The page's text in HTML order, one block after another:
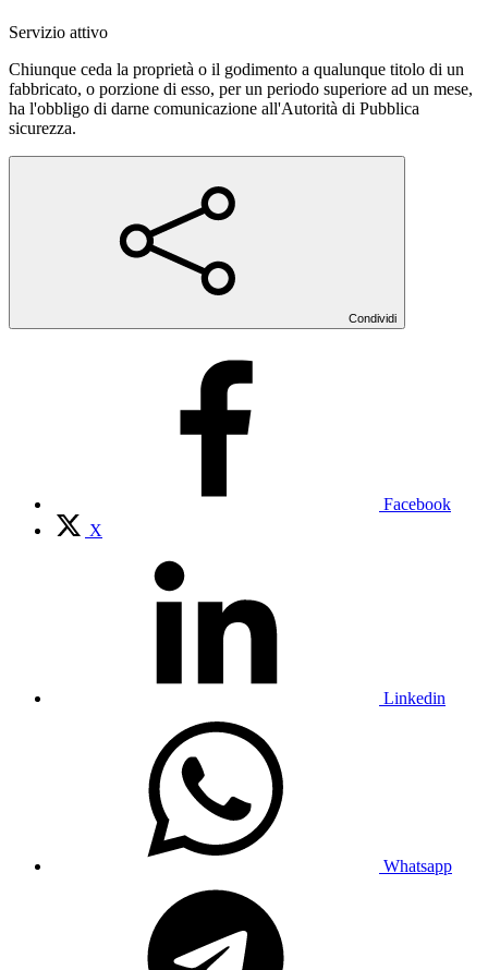
Servizio attivo
Chiunque ceda la proprietà o il godimento a qualunque titolo di un
fabbricato, o porzione di esso, per un periodo superiore ad un mese,
ha l'obbligo di darne comunicazione all'Autorità di Pubblica
sicurezza.
Condividi
Facebook
X
Linkedin
Whatsapp